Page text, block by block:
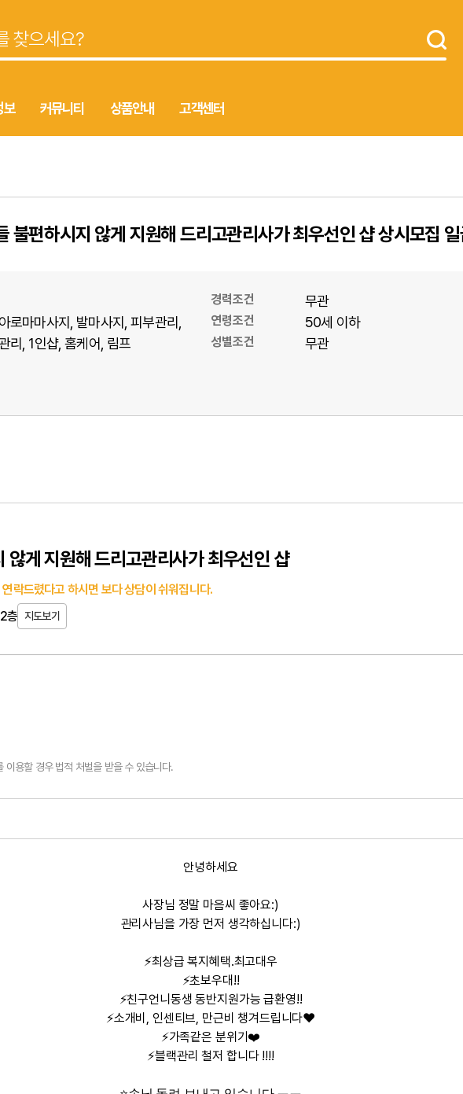
보 커뮤니티 상품안내 고객센터
불편하시지 않게 지원해 드리고관리사가 최우선인 샵 상시모집
아로마마사지 발마사지 피부관리
리 1인샵 홈케어 림프
경력조건 무관
연령조건 50세 이하
성별조건 무관
게 지원해 드리고관리사가 최우선인 샵
락드렸다고 하시면 보다 상담이 쉬워집니다.
층 지도보기
용할 경우 법적 처벌을 받을 수 있습니다.
안녕하세요
사장님 정말 마음씨 좋아요:)
관리사님을 가장 먼저 생각하십니다:)
⚡최상급 복지혜택.최고대우
⚡초보우대!!
⚡친구언니동생 동반지원가능 급환영!!
⚡소개비, 인센티브, 만근비 챙겨드립니다❤️
⚡가족같은 분위기❤️
⚡블랙관리 철저 합니다 !!!!